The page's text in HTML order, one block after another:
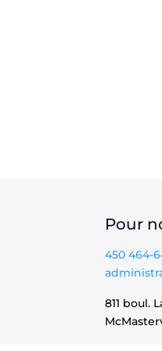
Pour
450 464-
811 boul.